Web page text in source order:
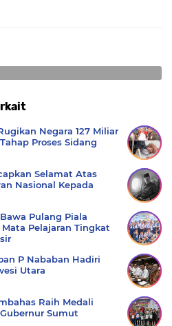
Negara 127 Miliar
Proses Sidang
Selamat Atas
Nasional Kepada
Pulang Piala
Pelajaran Tingkat
P Nababan Hadiri
Utara
Raih Medali
Sumut